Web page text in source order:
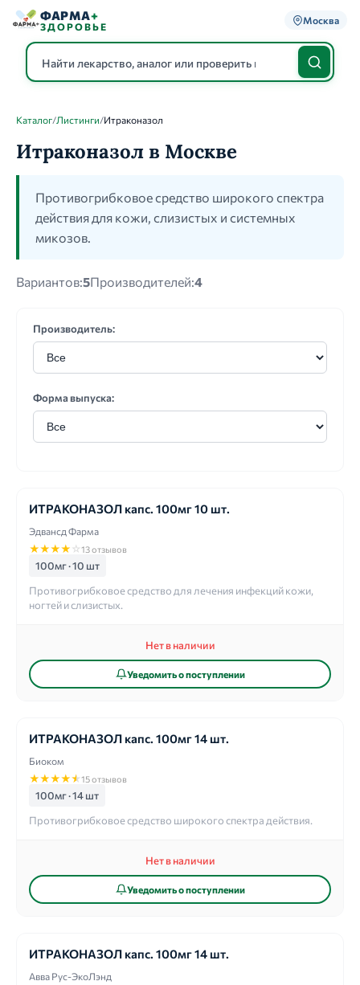
ФАРМА+
ЗДОРОВЬЕ
Москва
Каталог
Каталог/Листинги/Итраконазол
Итраконазол в Москве
Противогрибковое средство широкого спектра
действия для кожи, слизистых и системных
микозов.
Вариантов:5Производителей:4
Производитель:
Форма выпуска:
ИТРАКОНАЗОЛ капс. 100мг 10 шт.
Эдвансд Фарма
★★★★ ☆13 отзывов
100мг · 10 шт
Противогрибковое средство для лечения инфекций кожи,
ногтей и слизистых.
Нет в наличии
Уведомить о поступлении
ИТРАКОНАЗОЛ капс. 100мг 14 шт.
Биоком
★★★★★15 отзывов
100мг · 14 шт
Противогрибковое средство широкого спектра действия.
Нет в наличии
Уведомить о поступлении
ИТРАКОНАЗОЛ капс. 100мг 14 шт.
Авва Рус-ЭкоЛэнд